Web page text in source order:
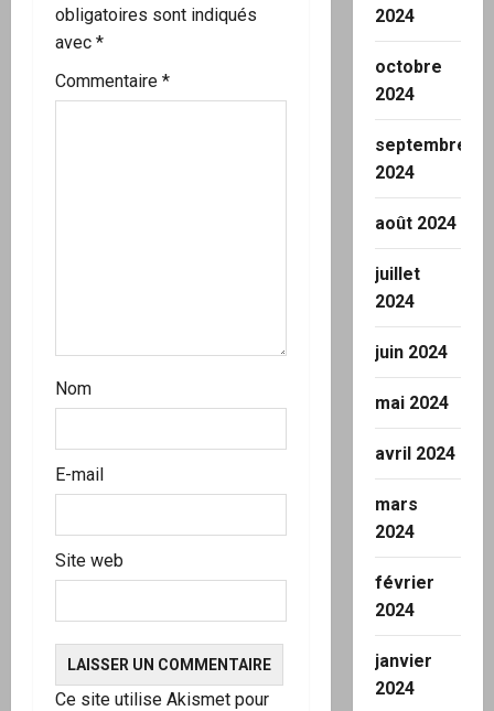
’
a
e
obligatoires sont indiqués
avec *
Commentaire *
Nom
E-mail
Site web
Ce site utilise Akismet pour
2024
octobre
2024
septembre
2024
août 2024
juillet
2024
juin 2024
mai 2024
avril 2024
mars
2024
février
2024
janvier
2024